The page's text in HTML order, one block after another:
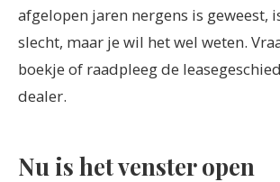
afgelopen jaren nergens is geweest,
slecht, maar je wil het wel weten.
boekje of raadpleeg de
dealer.
Nu is het venster open